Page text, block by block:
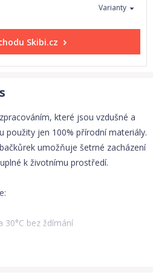
Varianty
Skibi.cz
které jsou vzdušné a
použity jen 100% přírodní materiály.
umožňuje šetrné zacházení
k životnímu prostředí.
30°C bez ždímání
na přímém slunci - hrozí poškození